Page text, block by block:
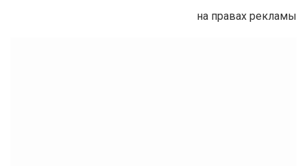
на правах рекламы